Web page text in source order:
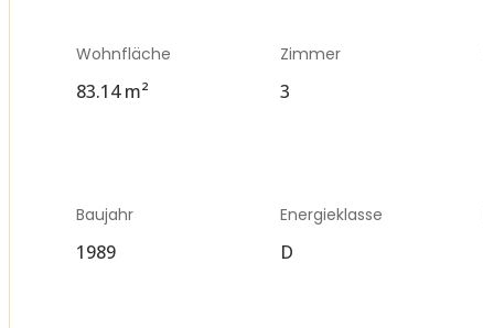
Wohnfläche
83.14 m²
Zimmer
3
Baujahr
1989
Energieklasse
D